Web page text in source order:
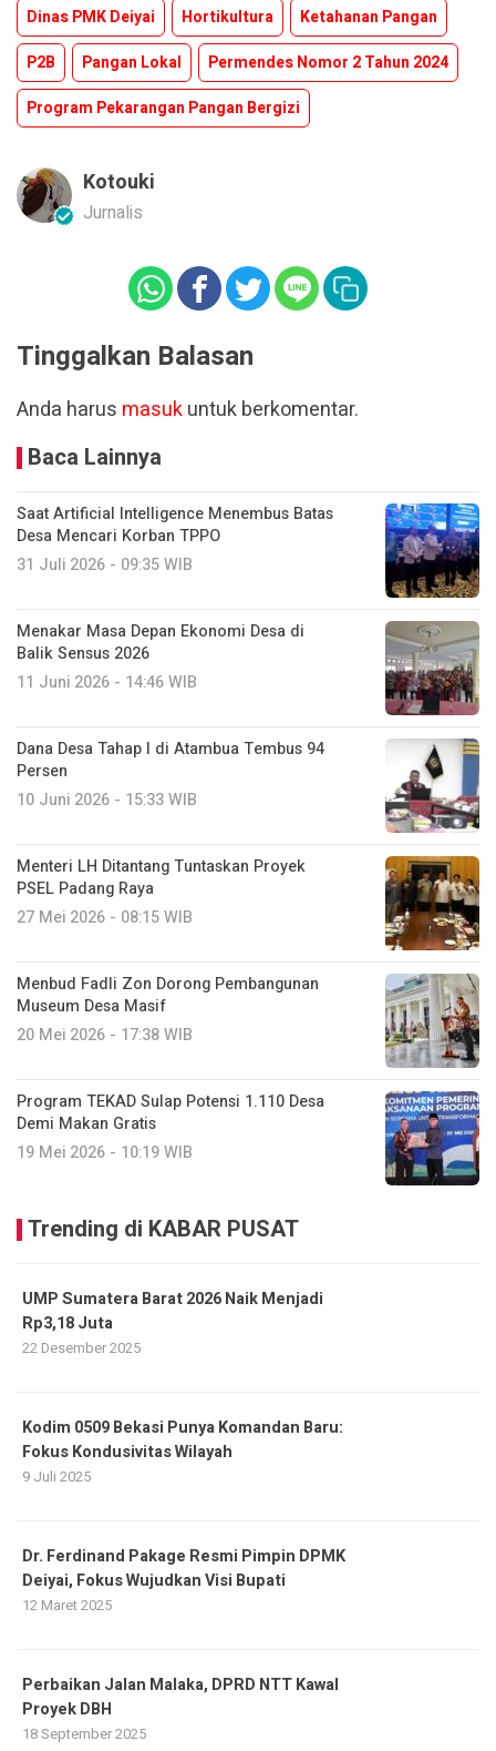
Dinas PMK Deiyai Hortikultura
Ketahanan Pangan
P2B
Pangan Lokal
Permendes Nomor 2 Tahun 2024
Program Pekarangan Pangan Bergizi
Kotouki
Jurnalis
Tinggalkan Balasan
Anda harus masukuntuk berkomentar.
Baca Lainnya
Saat Artificial Intelligence Menembus Batas
Desa Mencari Korban TPPO
31 Juli 2026 - 09:35 WIB
Menakar Masa Depan Ekonomi Desa di
Balik Sensus 2026
11 Juni 2026 - 14:46 WIB
Dana Desa Tahap I di Atambua Tembus 94
Persen
10 Juni 2026 - 15:33 WIB
Menteri LH Ditantang Tuntaskan Proyek
PSEL Padang Raya
27 Mei 2026 - 08:15 WIB
Menbud Fadli Zon Dorong Pembangunan
Museum Desa Masif
20 Mei 2026 - 17:38 WIB
Program TEKAD Sulap Potensi 1.110 Desa
Demi Makan Gratis
19 Mei 2026 - 10:19 WIB
Trending di KABAR PUSAT
UMP Sumatera Barat 2026 Naik Menjadi
Rp3,18 Juta
22 Desember 2025
Kodim 0509 Bekasi Punya Komandan Baru:
Fokus Kondusivitas Wilayah
9 Juli 2025
Dr. Ferdinand Pakage Resmi Pimpin DPMK
Deiyai, Fokus Wujudkan Visi Bupati
12 Maret 2025
Perbaikan Jalan Malaka, DPRD NTT Kawal
Proyek DBH
18 September 2025